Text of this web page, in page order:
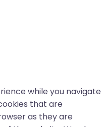
while you navigate
that are
as they are